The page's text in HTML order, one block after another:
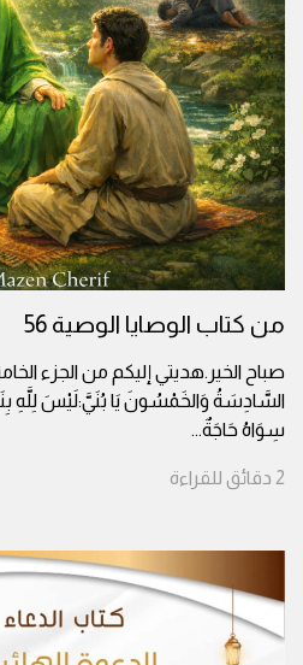
من كتاب الوصايا الوصية 56
صباح الخير.هديتي إليكم من الجزء
السَّادِسَةُ وَالخَمْسُونَ يَا بُنَيَّ:لَيْسَ لِلَّهِ
سِوَاهُ حَاجَةٌ...
2 دقائق للقراءة